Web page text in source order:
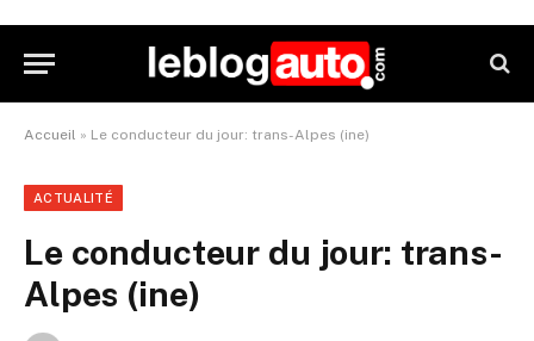
Accueil » Le conducteur du jour: trans-Alpes (ine)
ACTUALITÉ
Le conducteur du jour: trans-
Alpes (ine)